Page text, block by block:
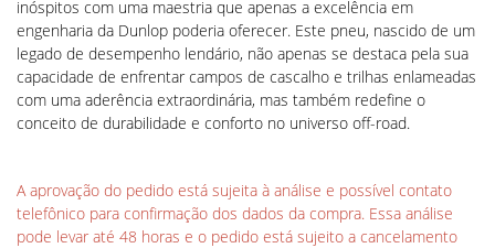
inóspitos com uma maestria que apenas a excelência em
engenharia da Dunlop poderia oferecer. Este pneu, nascido de um
legado de desempenho lendário, não apenas se destaca pela sua
capacidade de enfrentar campos de cascalho e trilhas enlameadas
com uma aderência extraordinária, mas também redefine o
conceito de durabilidade e conforto no universo off-road.
A aprovação do pedido está sujeita à análise e possível contato
telefônico para confirmação dos dados da compra. Essa análise
pode levar até 48 horas e o pedido está sujeito a cancelamento